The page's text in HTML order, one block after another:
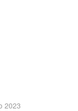
2023